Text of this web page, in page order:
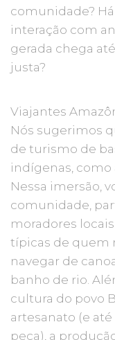
comunidade?
interação com
gerada chega
justa?
Viajantes
Nós sugerimos
de turismo de
indígenas, como
Nessa imersão,
comunidade,
moradores
típicas de quem
navegar de
banho de rio.
cultura do povo
artesanato (e
peça), a